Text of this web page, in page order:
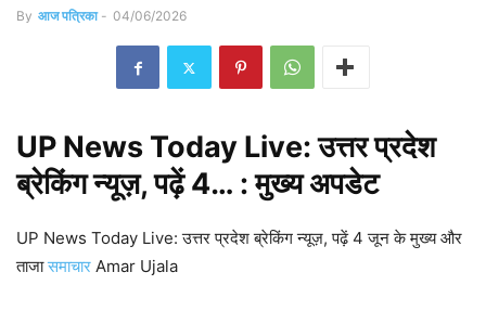
By आज पत्रिका - 04/06/2026
UP News Today Live: उत्तर प्रदेश
ब्रेकिंग न्यूज़, पढ़ें 4… : मुख्यअपडेट
UP News Today Live: उत्तर प्रदेश ब्रेकिंग न्यूज़, पढ़ें 4 जून के मुख्य और
ताजासमाचार Amar Ujala